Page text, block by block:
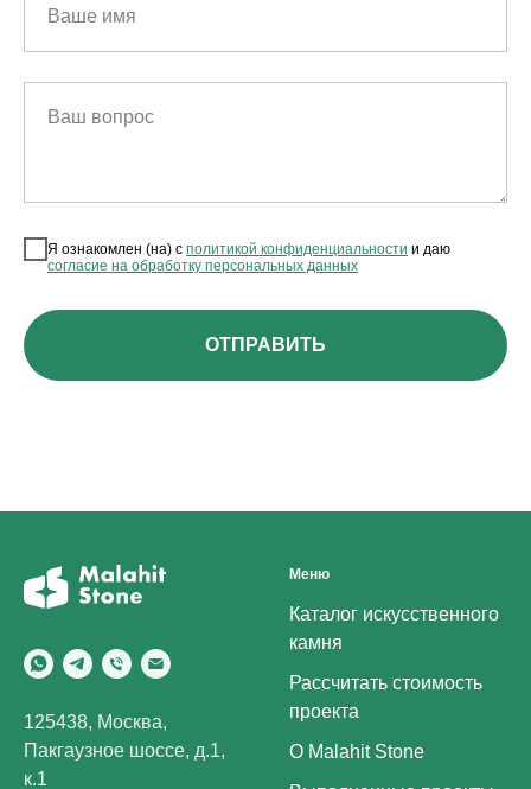
Ваше имя
Ваш вопрос
Я ознакомлен (на) с политикой конфиденциальности и даю
согласие на обработку персональных данных
ОТПРАВИТЬ
125438, Москва,
Пакгаузное шоссе, д.1,
к.1
Меню
Каталог искусственного
камня
Рассчитать стоимость
проекта
О Malahit Stone